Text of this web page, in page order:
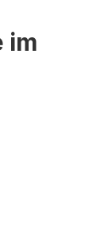
im